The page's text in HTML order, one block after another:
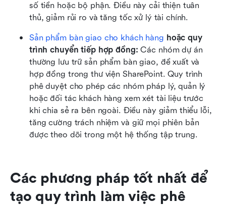
số tiền hoặc bộ phận. Điều này cải thiện tuân
thủ, giảm rủi ro và tăng tốc xử lý tài chính.
Sản phẩm bàn giao cho khách hàng hoặc quy
trình chuyển tiếp hợp đồng: Các nhóm dự án
thường lưu trữ sản phẩm bàn giao, đề xuất và
hợp đồng trong thư viện SharePoint. Quy trình
phê duyệt cho phép các nhóm pháp lý, quản lý
hoặc đối tác khách hàng xem xét tài liệu trước
khi chia sẻ ra bên ngoài. Điều này giảm thiểu lỗi,
tăng cường trách nhiệm và giữ mọi phiên bản
được theo dõi trong một hệ thống tập trung.
Các phương pháp tốt nhất để
tạo quy trình làm việc phê